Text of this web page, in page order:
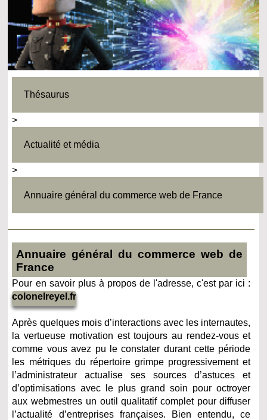
Thésaurus
>
Actualité et média
>
Annuaire général du commerce web de France
Annuaire général du commerce web de
France
Pour en savoir plus à propos de l'adresse, c'est par ici :
colonelreyel.fr
Après quelques mois d’interactions avec les internautes,
la vertueuse motivation est toujours au rendez-vous et
comme vous avez pu le constater durant cette période
les métriques du répertoire grimpe progressivement et
l’administrateur actualise ses sources d’astuces et
d’optimisations avec le plus grand soin pour octroyer
aux webmestres un outil qualitatif complet pour diffuser
l’actualité d’entreprises françaises. Bien entendu, ce